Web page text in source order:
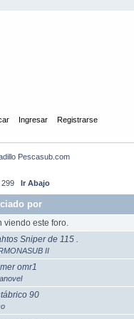
Ingresar Registrarse
Pescasub.com
299 Ir Abajo
por
viendo este foro.
Sniper de 115 .
II
omr1
90